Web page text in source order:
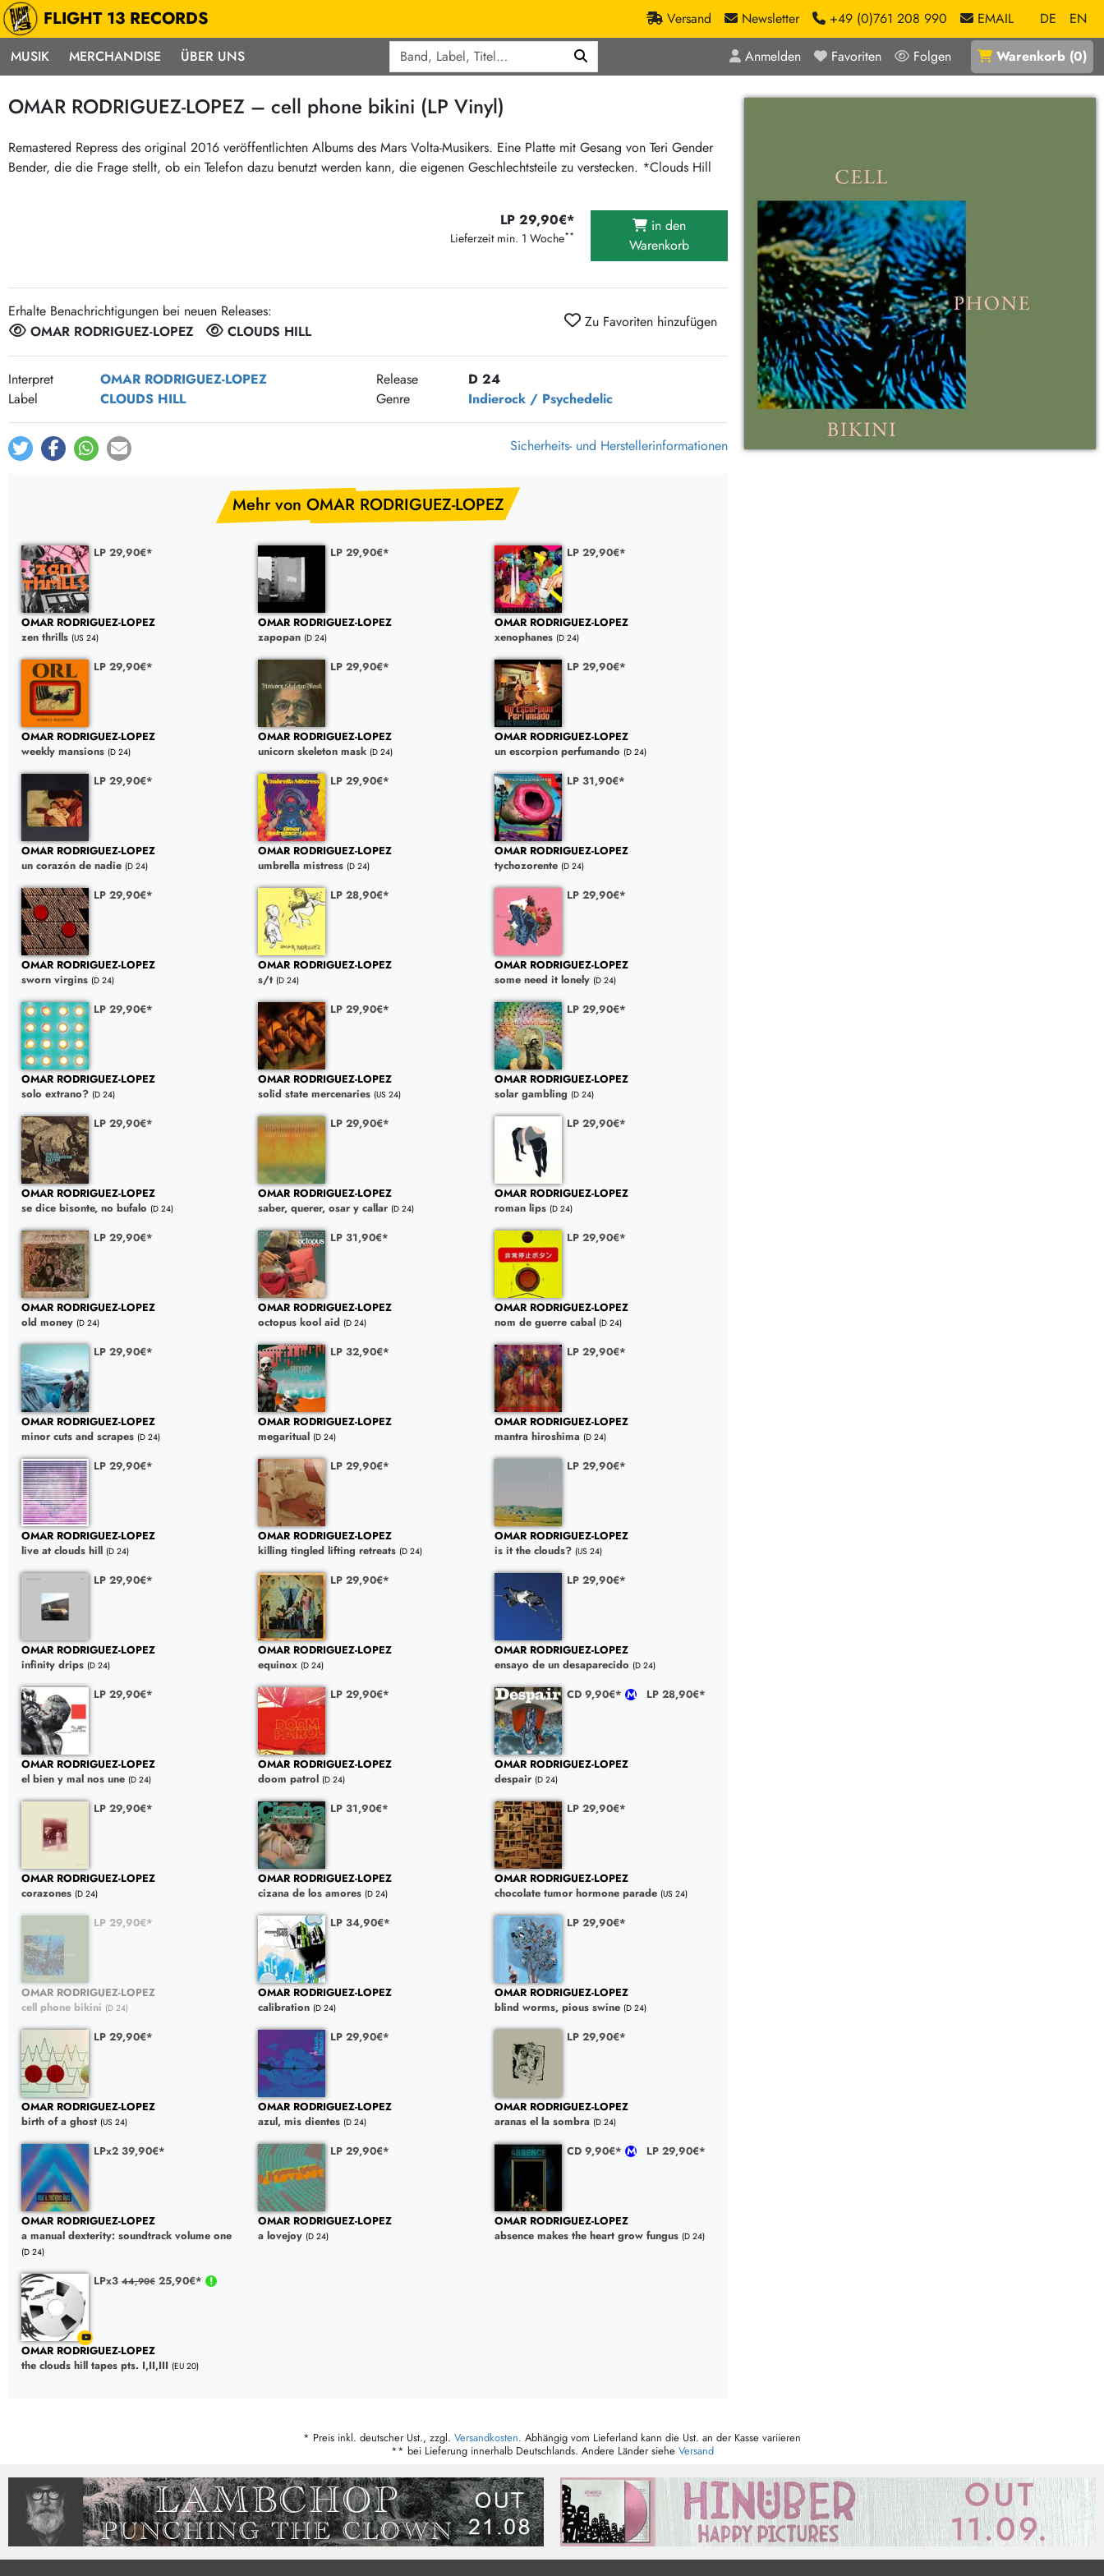
FLIGHT 13 RECORDS Versand Newsletter +49 (0)761 208 990 EMAIL DE
EN
MUSIK
Musik
Alle Neuheiten
Pre-Order
Highlights
Mehr…
deutschsprachig
Soundtracks
LP Hüllen, Zubehör
Bücher, Fanzines etc.
Punk / HC
Hardcore
Emo
Postpunk / New Wave
Indierock / Psychedelic
Post-Rock / Folk
Rock / Pop
Electronic
Neoklassik
Abstract / Ambient
Electronic Goods
Aktionen
Staatsakt-Aktion
Crazysane Günstiger
Fuzzorama günstiger
Sunny Sunny Bastards Summer 26
Warner Rockerwochen
Music on Vinyl-Aktion
375 Aktion Vinyl Q3 2026
Clouds Hill & Broken Silence-Sommer-Aktion
Epitaph Vinyl Günstiger
Unter Schafen-Vinyl günstig
MERCHANDISE ÜBER UNS Anmelden Favoriten Folgen Warenkorb (0)
OMAR RODRIGUEZ-LOPEZ – cell phone bikini (LP Vinyl)
Remastered Repress des original 2016 veröffentlichten Albums des Mars Volta-Musikers. Eine Platte mit Gesang von Teri Gender
Bender, die die Frage stellt, ob ein Telefon dazu benutzt werden kann, die eigenen Geschlechtsteile zu verstecken. *Clouds Hill
LP 29,90€*
Lieferzeit min. 1 Woche**
in den
Warenkorb
Erhalte Benachrichtigungen bei neuen Releases:
OMAR RODRIGUEZ-LOPEZ
CLOUDS HILL
Zu Favoriten hinzufügen
Interpret OMAR RODRIGUEZ-LOPEZ Release
D 24
Label
CLOUDS HILL Genre Indierock / Psychedelic
Sicherheits- und Herstellerinformationen
Mehr von OMAR RODRIGUEZ-LOPEZ
LP 29,90€*
OMAR RODRIGUEZ-LOPEZ
zen thrills (US 24)
LP 29,90€*
OMAR RODRIGUEZ-LOPEZ
zapopan (D 24)
LP 29,90€*
OMAR RODRIGUEZ-LOPEZ
xenophanes (D 24)
LP 29,90€*
OMAR RODRIGUEZ-LOPEZ
weekly mansions (D 24)
LP 29,90€*
OMAR RODRIGUEZ-LOPEZ
unicorn skeleton mask (D 24)
LP 29,90€*
OMAR RODRIGUEZ-LOPEZ
un escorpion perfumando (D 24)
LP 29,90€*
OMAR RODRIGUEZ-LOPEZ
un corazón de nadie (D 24)
LP 29,90€*
OMAR RODRIGUEZ-LOPEZ
umbrella mistress (D 24)
LP 31,90€*
OMAR RODRIGUEZ-LOPEZ
tychozorente (D 24)
LP 29,90€*
OMAR RODRIGUEZ-LOPEZ
sworn virgins (D 24)
LP 28,90€*
OMAR RODRIGUEZ-LOPEZ
s/t (D 24)
LP 29,90€*
OMAR RODRIGUEZ-LOPEZ
some need it lonely (D 24)
LP 29,90€*
OMAR RODRIGUEZ-LOPEZ
solo extrano? (D 24)
LP 29,90€*
OMAR RODRIGUEZ-LOPEZ
solid state mercenaries (US 24)
LP 29,90€*
OMAR RODRIGUEZ-LOPEZ
solar gambling (D 24)
LP 29,90€*
OMAR RODRIGUEZ-LOPEZ
se dice bisonte, no bufalo (D 24)
LP 29,90€*
OMAR RODRIGUEZ-LOPEZ
saber, querer, osar y callar (D 24)
LP 29,90€*
OMAR RODRIGUEZ-LOPEZ
roman lips (D 24)
LP 29,90€*
OMAR RODRIGUEZ-LOPEZ
old money (D 24)
LP 31,90€*
OMAR RODRIGUEZ-LOPEZ
octopus kool aid (D 24)
LP 29,90€*
OMAR RODRIGUEZ-LOPEZ
nom de guerre cabal (D 24)
LP 29,90€*
OMAR RODRIGUEZ-LOPEZ
minor cuts and scrapes (D 24)
LP 32,90€*
OMAR RODRIGUEZ-LOPEZ
megaritual (D 24)
LP 29,90€*
OMAR RODRIGUEZ-LOPEZ
mantra hiroshima (D 24)
LP 29,90€*
OMAR RODRIGUEZ-LOPEZ
live at clouds hill (D 24)
LP 29,90€*
OMAR RODRIGUEZ-LOPEZ
killing tingled lifting retreats (D 24)
LP 29,90€*
OMAR RODRIGUEZ-LOPEZ
is it the clouds? (US 24)
LP 29,90€*
OMAR RODRIGUEZ-LOPEZ
infinity drips (D 24)
LP 29,90€*
OMAR RODRIGUEZ-LOPEZ
equinox (D 24)
LP 29,90€*
OMAR RODRIGUEZ-LOPEZ
ensayo de un desaparecido (D 24)
LP 29,90€*
OMAR RODRIGUEZ-LOPEZ
el bien y mal nos une (D 24)
LP 29,90€*
OMAR RODRIGUEZ-LOPEZ
doom patrol (D 24)
CD 9,90€* LP 28,90€*
OMAR RODRIGUEZ-LOPEZ
despair (D 24)
LP 29,90€*
OMAR RODRIGUEZ-LOPEZ
corazones (D 24)
LP 31,90€*
OMAR RODRIGUEZ-LOPEZ
cizana de los amores (D 24)
LP 29,90€*
OMAR RODRIGUEZ-LOPEZ
chocolate tumor hormone parade (US 24)
LP 29,90€*
OMAR RODRIGUEZ-LOPEZ
cell phone bikini (D 24)
LP 34,90€*
OMAR RODRIGUEZ-LOPEZ
calibration (D 24)
LP 29,90€*
OMAR RODRIGUEZ-LOPEZ
blind worms, pious swine (D 24)
LP 29,90€*
OMAR RODRIGUEZ-LOPEZ
birth of a ghost (US 24)
LP 29,90€*
OMAR RODRIGUEZ-LOPEZ
azul, mis dientes (D 24)
LP 29,90€*
OMAR RODRIGUEZ-LOPEZ
aranas el la sombra (D 24)
LPx2 39,90€*
OMAR RODRIGUEZ-LOPEZ
a manual dexterity: soundtrack volume one
(D 24)
LP 29,90€*
OMAR RODRIGUEZ-LOPEZ
a lovejoy (D 24)
CD 9,90€* LP 29,90€*
OMAR RODRIGUEZ-LOPEZ
absence makes the heart grow fungus (D 24)
LPx3 44,90€25,90€*
OMAR RODRIGUEZ-LOPEZ
the clouds hill tapes pts. I,II,III (EU 20)
* Preis inkl. deutscher Ust., zzgl. Versandkosten. Abhängig vom Lieferland kann die Ust. an der Kasse variieren
** bei Lieferung innerhalb Deutschlands. Andere Länder siehe Versand